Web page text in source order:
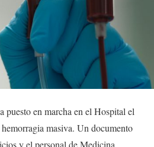
puesto en marcha en el Hospital el
masiva. Un documento
y el personal de Medicina